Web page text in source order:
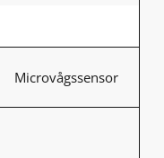
Microvågssensor